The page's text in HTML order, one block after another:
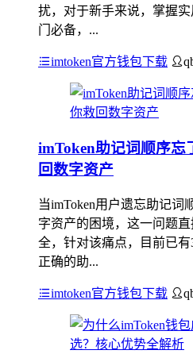
扰，对于新手来说，掌握
门必备，...
imtoken官方钱包下载
imToken助记词顺序忘
回数字资产
当imToken用户遗忘助记词
字资产的困境，这一问题
全，针对该痛点，目前已
正确的助...
imtoken官方钱包下载